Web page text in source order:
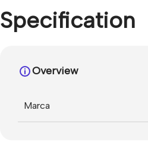
Specification
Overview
Marca